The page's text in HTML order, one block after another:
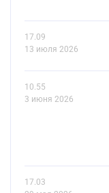
17.09
13 июля 2026
10.55
3 июня 2026
17.03